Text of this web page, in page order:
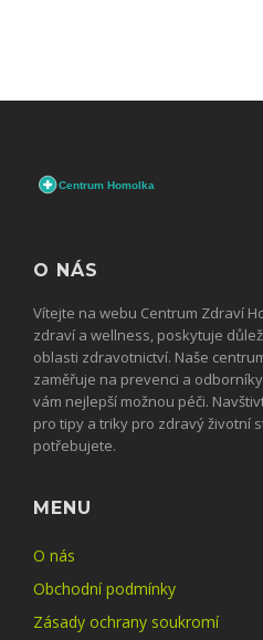
O NÁS
Vítejte na webu Centrum Zdraví
zdraví a wellness, poskytuje
oblasti zdravotnictví. Naše
zaměřuje na prevenci a
vám nejlepší možnou péči.
pro tipy a triky pro zdravý životní
potřebujete.
MENU
O nás
Obchodní podmínky
Zásady ochrany soukromí